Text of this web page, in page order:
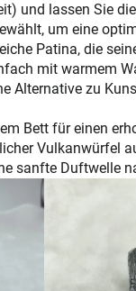
und lassen Sie
um eine
Patina, die
mit warmem
Alternative zu
Bett für einen
Vulkanwürfel
sanfte Duftwelle